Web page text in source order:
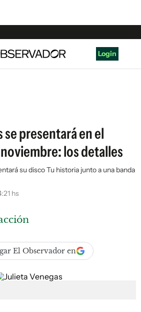
Login
se presentará en el
los detalles
su disco Tu historia junto a una banda
hs
El Observador en